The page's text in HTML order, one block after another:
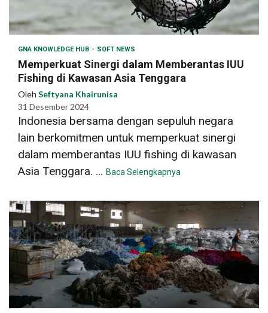
GNA KNOWLEDGE HUB SOFT NEWS
Memperkuat Sinergi dalam Memberantas IUU
Fishing di Kawasan Asia Tenggara
Oleh Seftyana Khairunisa
31 Desember 2024
Indonesia bersama dengan sepuluh negara
lain berkomitmen untuk memperkuat sinergi
dalam memberantas IUU fishing di kawasan
Asia Tenggara. ... Baca Selengkapnya